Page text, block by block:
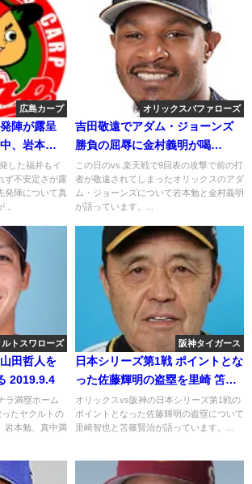
広島カープ
陣が露呈
、岩本、
18日
した福井もイ
ず不安定さが露
発陣について真
オリックスバファローズ
吉田敬遠でアダム・ジョーンズ
勝負の屈辱に金村義明が喝
2020.7.26
この日のvs.楽天戦で9回表の攻撃で前の打
者が敬遠されてしまったオリックスのアダ
ム・ジョーンズについて岩本勉と金村義明
が語っています。...
トスワローズ
田哲人を
2019.9.4
ラ満塁ホーム
たヤクルトの
岩本勉、真中満
阪神タイガース
日本シリーズ第1戦 ポイントとな
った佐藤輝明の盗塁を里崎 笘篠
が語る
オリックスvs阪神の日本シリーズ第1戦の
ポイントとなった佐藤輝明の盗塁について
里崎智也と笘篠賢治が語っています。...